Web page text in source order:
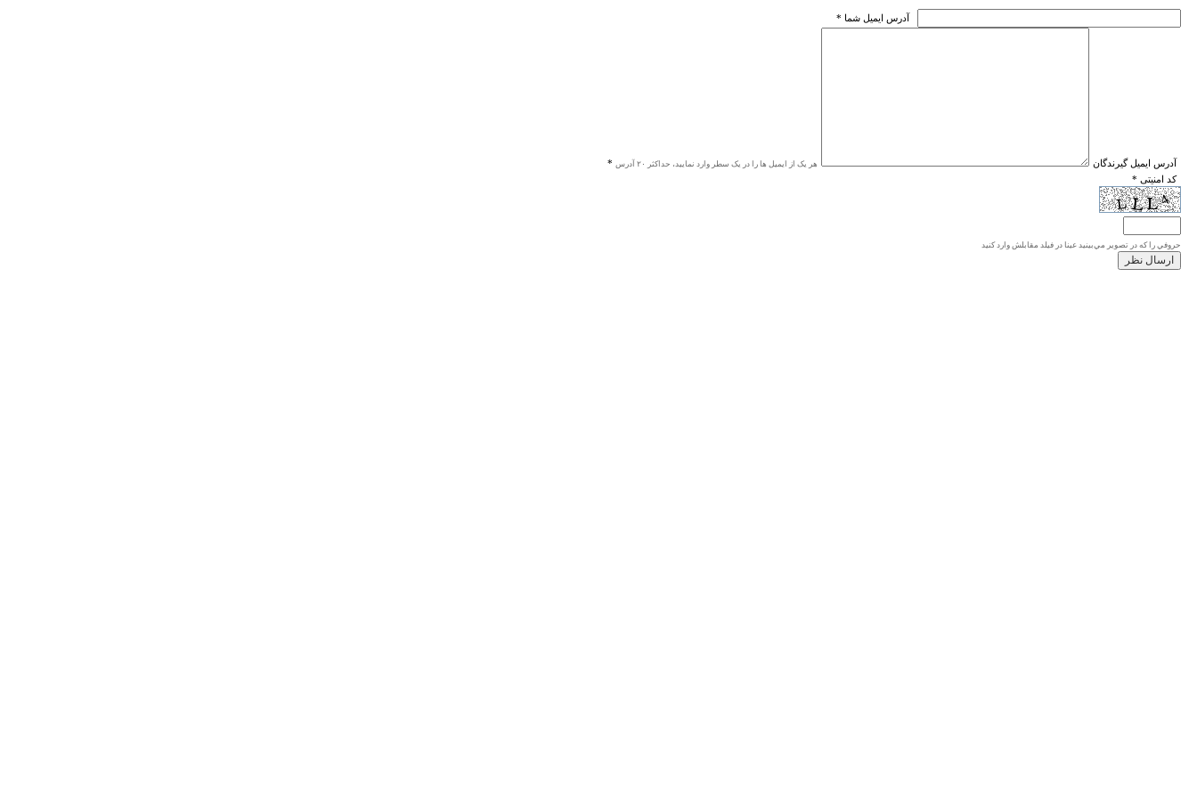
* آدرس ايميل شما
* آدرس ايميل گيرندگان هر یک از ایمیل ها را در یک سطر وارد نمایید، حداکثر ۲۰ آدرس
* کد امنیتی
حروفي را كه در تصوير مي‌بينيد عينا در فيلد مقابلش وارد كنيد